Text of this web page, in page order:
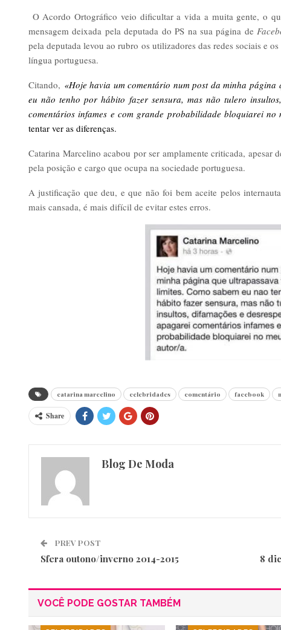
O Acordo Ortográfico veio dificultar a vida a muita gente, o
mensagem deixada pela deputada do PS na sua página de
pela deputada levou ao rubro os utilizadores das redes sociais e
língua portuguesa.
Citando, «Hoje havia um comentário num post da minha página
eu não tenho por hábito fazer sensura, mas não tulero
comentários infames e com grande probabilidade bloquiarei no
tentar ver as diferenças.
Catarina Marcelino acabou por ser amplamente criticada, apesar
pela posição e cargo que ocupa na sociedade portuguesa.
A justificação que deu, e que não foi bem aceite pelos
mais cansada, é mais difícil de evitar estes erros.
catarina marcelino celebridades comentário facebook
Share
Blog De Moda
PREV POST
Sfera outono/inverno 2014-2015
8
VOCÊ PODE GOSTAR TAMBÉM